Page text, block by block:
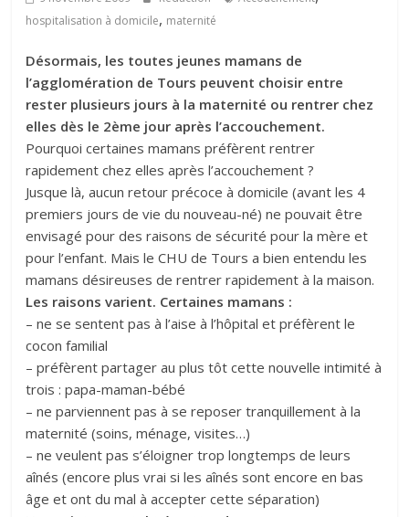
hospitalisation à domicile, maternité
Désormais, les toutes jeunes mamans de
l’agglomération de Tours peuvent choisir entre
rester plusieurs jours à la maternité ou rentrer chez
elles dès le 2ème jour après l’accouchement.
Pourquoi certaines mamans préfèrent rentrer
rapidement chez elles après l’accouchement ?
Jusque là, aucun retour précoce à domicile (avant les 4
premiers jours de vie du nouveau-né) ne pouvait être
envisagé pour des raisons de sécurité pour la mère et
pour l’enfant. Mais le CHU de Tours a bien entendu les
mamans désireuses de rentrer rapidement à la maison.
Les raisons varient. Certaines mamans :
– ne se sentent pas à l’aise à l’hôpital et préfèrent le
cocon familial
– préfèrent partager au plus tôt cette nouvelle intimité à
trois : papa-maman-bébé
– ne parviennent pas à se reposer tranquillement à la
maternité (soins, ménage, visites…)
– ne veulent pas s’éloigner trop longtemps de leurs
aînés (encore plus vrai si les aînés sont encore en bas
âge et ont du mal à accepter cette séparation)